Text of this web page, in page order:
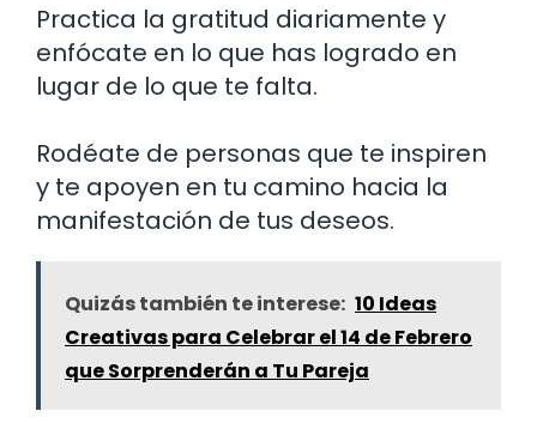
Practica la gratitud diariamente y
enfócate en lo que has logrado en
lugar de lo que te falta.
Rodéate de personas que te inspiren
y te apoyen en tu camino hacia la
manifestación de tus deseos.
Quizás también te interese: 10 Ideas
Creativas para Celebrar el 14 de Febrero
que Sorprenderán a Tu Pareja